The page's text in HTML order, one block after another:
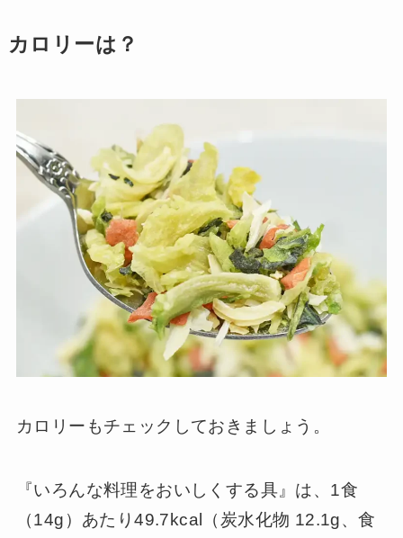
カロリーは？
カロリーもチェックしておきましょう。
『いろんな料理をおいしくする具』は、1食
（14g）あたり49.7kcal（炭水化物 12.1g、食